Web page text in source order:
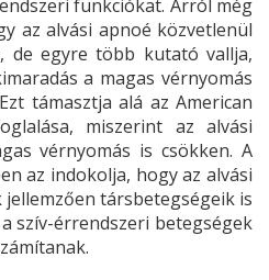
funkciókat. Arról még
az alvási apnoé közvetlenül
de egyre több kutató vallja,
a magas vérnyomás
támasztja alá az American
miszerint az alvási
vérnyomás is csökken. A
az indokolja, hogy az alvási
társbetegségeik is
szív-érrendszeri betegségek